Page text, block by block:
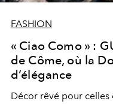
FASHION
« Ciao Como » :
de Côme, où la
d’élégance
Décor rêvé pour